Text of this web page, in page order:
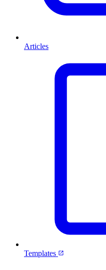
Articles
Templates